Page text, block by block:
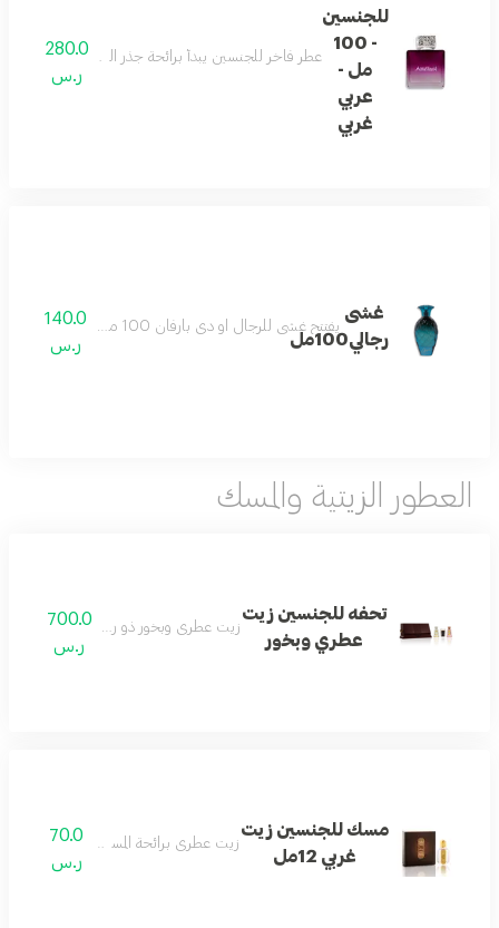
للجنسين
- 100
مل -
عربي
غربي
عطر فاخر للجنسين يبدأ برائحة جذر السوسن والفلفل
280.0
ر.س
غشى
رجالي100مل
يفتتح غشى للرجال او دي بارفان 100 مل بنفحات أنيقة من الورد وجذر السوسن. يكشف القلب عن الفلفل الدافئ وخشب الأرز، بينما تستقر القاعدة في مزيج فاخر من المسك والعنبر والباتشولي لإضفاء انطباع دائم.
140.0
ر.س
العطور الزيتية والمسك
تحفه للجنسين زيت
عطري وبخور
زيت عطري وبخور ذو رائحة غنية وفريدة.
700.0
ر.س
مسك للجنسين زيت
غربي 12مل
زيت عطري برائحة المسك الغربي الدافئة.
70.0
ر.س